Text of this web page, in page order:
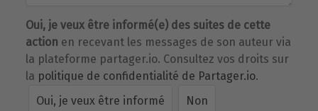
Oui, je veux être informé(e) des suites de cette
action en recevant les messages de son auteur via
la plateforme partager.io. Consultez vos droits sur
la politique de confidentialité de Partager.io.
Oui, je veux être informé
Non